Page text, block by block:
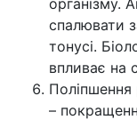
організму.
спалювати
тонусі.
впливає на
–